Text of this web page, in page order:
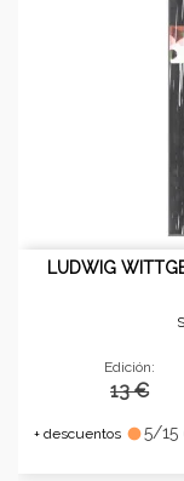
LUDWIG
Edición:
13 €
+ descuentos fiber_manual_record5/15